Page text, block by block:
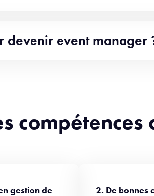
devenir event manager
gestion de
2. De bonnes